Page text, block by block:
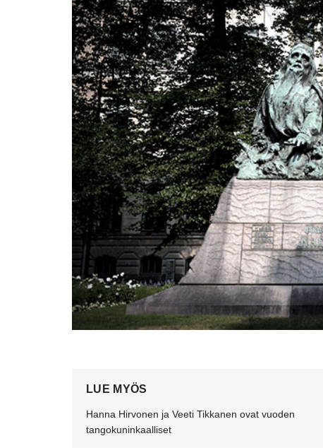
LUE MYÖS
Hanna Hirvonen ja Veeti Tikkanen ovat vuoden
tangokuninkaalliset